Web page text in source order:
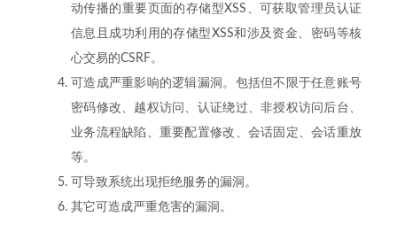
动传播的重要页面的存储型XSS、可获取管理员认证
信息且成功利用的存储型XSS和涉及资金、密码等核
心交易的CSRF。
可造成严重影响的逻辑漏洞。包括但不限于任意账号
密码修改、越权访问、认证绕过、非授权访问后台、
业务流程缺陷、重要配置修改、会话固定、会话重放
等。
可导致系统出现拒绝服务的漏洞。
其它可造成严重危害的漏洞。